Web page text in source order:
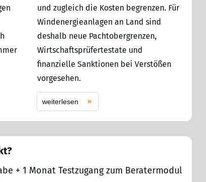
und zugleich die Kosten begrenzen. Für
Windenergieanlagen an Land sind
deshalb neue Pachtobergrenzen,
Wirtschaftsprüfertestate und
finanzielle Sanktionen bei Verstößen
vorgesehen.
weiterlesen
+ 1 Monat Testzugang zum Beratermodul